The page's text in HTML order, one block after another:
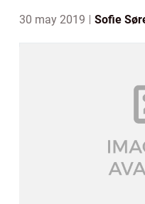
30 may 2019 Sofie